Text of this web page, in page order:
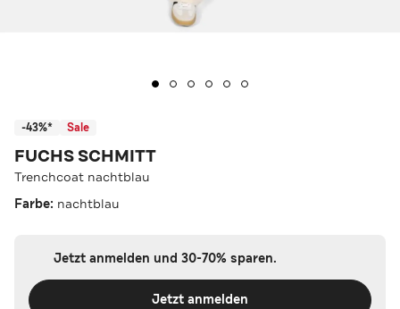
-43%* Sale
FUCHS SCHMITT
Trenchcoat nachtblau
Farbe: nachtblau
Jetzt anmelden und 30-70% sparen.
Jetzt anmelden